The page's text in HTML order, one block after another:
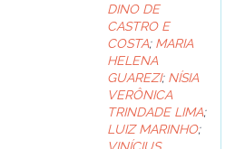
DINO DE
CASTRO E
COSTA; MARIA
HELENA
GUAREZI; NÍSIA
VERÔNICA
TRINDADE LIMA;
LUIZ MARINHO;